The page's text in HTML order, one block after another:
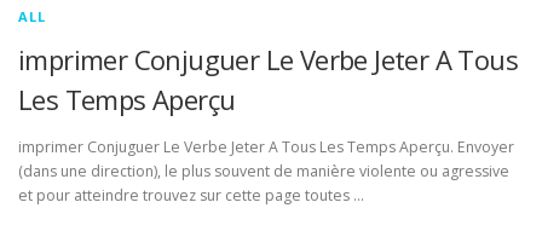
ALL
imprimer Conjuguer Le Verbe Jeter A Tous
Les Temps Aperçu
imprimer Conjuguer Le Verbe Jeter A Tous Les Temps Aperçu. Envoyer
(dans une direction), le plus souvent de manière violente ou agressive
et pour atteindre trouvez sur cette page toutes …